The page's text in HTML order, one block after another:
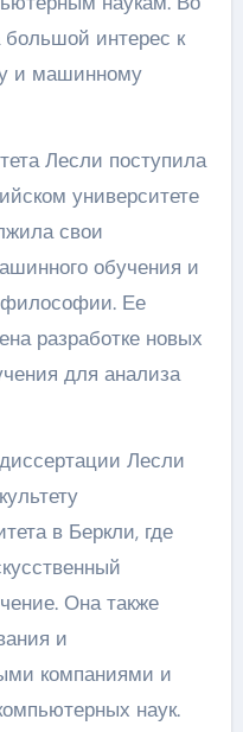
интерес к
и машинному
Лесли поступила
университете
свои
обучения и
философии. Ее
разработке новых
для анализа
Лесли
в Беркли, где
Она также
и
компаниями и
наук.